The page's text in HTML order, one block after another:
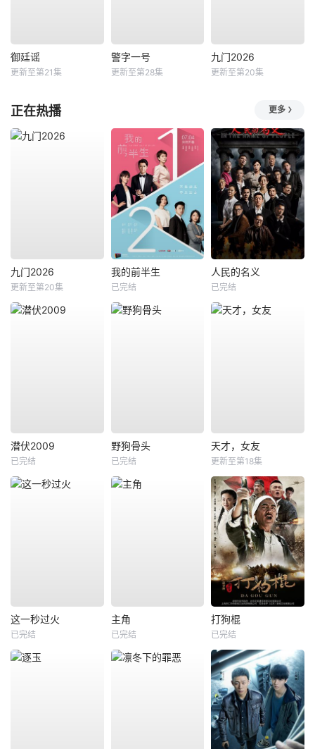
御廷谣
更新至第21集
警字一号
更新至第28集
九门2026
更新至第20集
正在热播 更多
九门2026
更新至第20集
我的前半生
已完结
人民的名义
已完结
潜伏2009
已完结
野狗骨头
已完结
天才，女友
更新至第18集
这一秒过火
已完结
主角
已完结
打狗棍
已完结